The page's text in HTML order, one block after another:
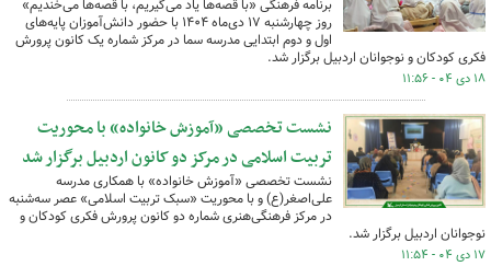
برنامه فرهنگی «با قصه‌ها یاد می‌گیریم، با قصه‌ها می‌خندیم»
روز چهارشنبه ۱۷ دی‌ماه ۱۴۰۴ با حضور دانش‌آموزان پایه‌های
اول و دوم ابتدایی مدرسه سما در مرکز شماره یک کانون پرورش
فکری کودکان و نوجوانان اردبیل برگزار شد.
۱۸ دی ۰۴ - ۱۱:۵۶
نشست تخصصی «آموزش خانواده» با محوریت
تربیت اسلامی در مرکز دو کانون اردبیل برگزار شد
نشست تخصصی «آموزش خانواده» با همکاری مدرسه
علی‌اصغر(ع) و با محوریت «سبک تربیت اسلامی» عصر سه‌شنبه
در مرکز فرهنگی‌هنری شماره دو کانون پرورش فکری کودکان و
نوجوانان اردبیل برگزار شد.
۱۷ دی ۰۴ - ۱۱:۵۴